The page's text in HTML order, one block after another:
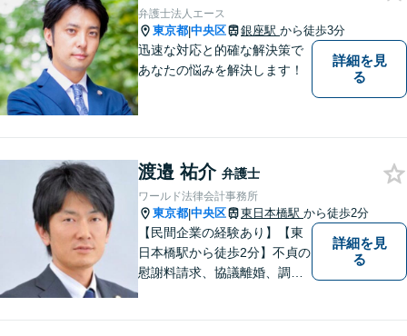
弁護士法人エース
東京都|中央区 銀座駅 から徒歩3分
迅速な対応と的確な解決策で
あなたの悩みを解決します！
詳細を見
る
渡邉 祐介 弁護士
ワールド法律会計事務所
東京都|中央区 東日本橋駅 から徒歩2分
【民間企業の経験あり】【東
日本橋駅から徒歩2分】不貞の
慰謝料請求、協議離婚、調停
詳細を見
る